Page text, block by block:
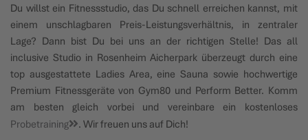
Du willst ein Fitnessstudio, das Du schnell erreichen kannst, mit
einem unschlagbaren Preis-Leistungsverhältnis, in zentraler
Lage? Dann bist Du bei uns an der richtigen Stelle! Das all
inclusive Studio in Rosenheim Aicherpark überzeugt durch eine
top ausgestattete Ladies Area, eine Sauna sowie hochwertige
Premium Fitnessgeräte von Gym80 und Perform Better. Komm
am besten gleich vorbei und vereinbare ein kostenloses
Probetraining
. Wir freuen uns auf Dich!